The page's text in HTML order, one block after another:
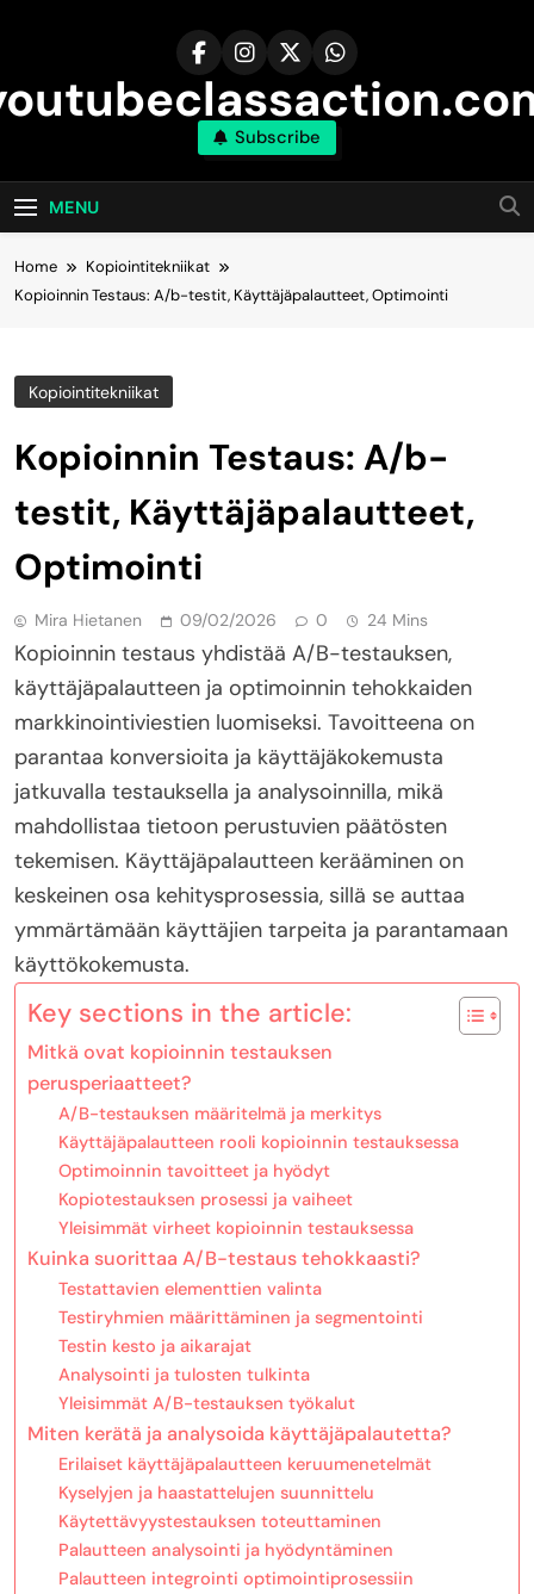
Subscribe
MENU
Home
Kopiointitekniikat
Kopioinnin Testaus: A/b-testit, Käyttäjäpalautteet, Optimointi
Kopiointitekniikat
Kopioinnin Testaus: A/b-
testit, Käyttäjäpalautteet,
Optimointi
Mira Hietanen 09/02/2026 0 24 Mins
Kopioinnin testaus yhdistää A/B-testauksen,
käyttäjäpalautteen ja optimoinnin tehokkaiden
markkinointiviestien luomiseksi. Tavoitteena on
parantaa konversioita ja käyttäjäkokemusta
jatkuvalla testauksella ja analysoinnilla, mikä
mahdollistaa tietoon perustuvien päätösten
tekemisen. Käyttäjäpalautteen kerääminen on
keskeinen osa kehitysprosessia, sillä se auttaa
ymmärtämään käyttäjien tarpeita ja parantamaan
käyttökokemusta.
Key sections in the article:
Mitkä ovat kopioinnin testauksen
perusperiaatteet?
A/B-testauksen määritelmä ja merkitys
Käyttäjäpalautteen rooli kopioinnin testauksessa
Optimoinnin tavoitteet ja hyödyt
Kopiotestauksen prosessi ja vaiheet
Yleisimmät virheet kopioinnin testauksessa
Kuinka suorittaa A/B-testaus tehokkaasti?
Testattavien elementtien valinta
Testiryhmien määrittäminen ja segmentointi
Testin kesto ja aikarajat
Analysointi ja tulosten tulkinta
Yleisimmät A/B-testauksen työkalut
Miten kerätä ja analysoida käyttäjäpalautetta?
Erilaiset käyttäjäpalautteen keruumenetelmät
Kyselyjen ja haastattelujen suunnittelu
Käytettävyystestauksen toteuttaminen
Palautteen analysointi ja hyödyntäminen
Palautteen integrointi optimointiprosessiin